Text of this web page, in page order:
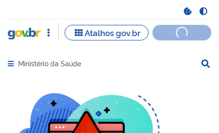
Abrir menu principal de navegação
Ministério da Saúde